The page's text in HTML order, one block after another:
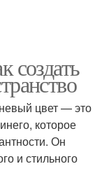
создать
цвет — это
которое
Он
и стильного